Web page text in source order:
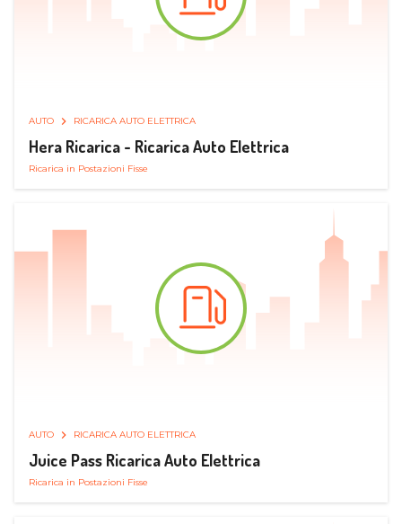
AUTO RICARICA AUTO ELETTRICA
Hera Ricarica - Ricarica Auto Elettrica
Ricarica in Postazioni Fisse
AUTO RICARICA AUTO ELETTRICA
Juice Pass Ricarica Auto Elettrica
Ricarica in Postazioni Fisse